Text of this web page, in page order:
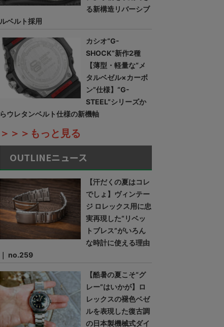
る新構造リバーシブ
ルベルト採用
カシオ“G-
SHOCK”新作2種
【薄型・軽量な“メ
タルベゼル×カーボ
ン”仕様】“G-
STEEL”シリーズか
らウレタンベルト仕様の新機軸
＞＞＞もっと見る
OUTLINEニュース
【汗だくの夏はコレ
でしょ】ヴィンテー
ジ ロレックス用に忠
実再現した“リベッ
トブレス”がいろん
な時計に使える理由
｜ no.259
【酷暑の夏こそ“グ
レー”はいかが】ロ
レックスの褪色ベゼ
ルを表現した復古調
の日本製機械式ダイ